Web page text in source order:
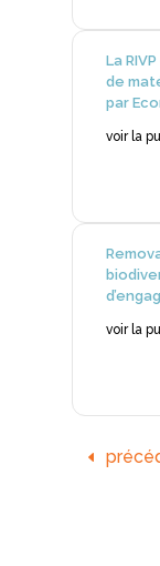
La
de
par
voir la
voir la